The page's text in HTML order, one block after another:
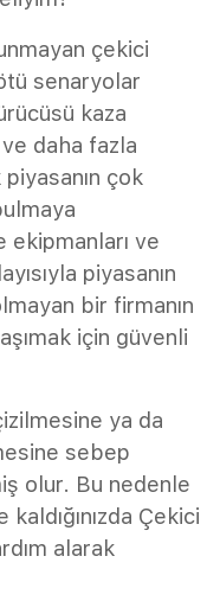
çekici
senaryolar
kaza
daha fazla
çok
ekipmanları ve
piyasanın
bir firmanın
için güvenli
ya da
sebep
olur. Bu nedenle
Çekici
alarak